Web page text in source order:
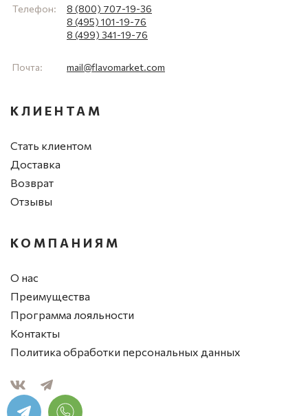
Телефон:
8 (800) 707-19-36
8 (495) 101-19-76
8 (499) 341-19-76
Почта: mail@flavomarket.com
КЛИЕНТАМ
Стать клиентом
Доставка
Возврат
Отзывы
КОМПАНИЯМ
О нас
Преимущества
Программа лояльности
Контакты
Политика обработки персональных данных